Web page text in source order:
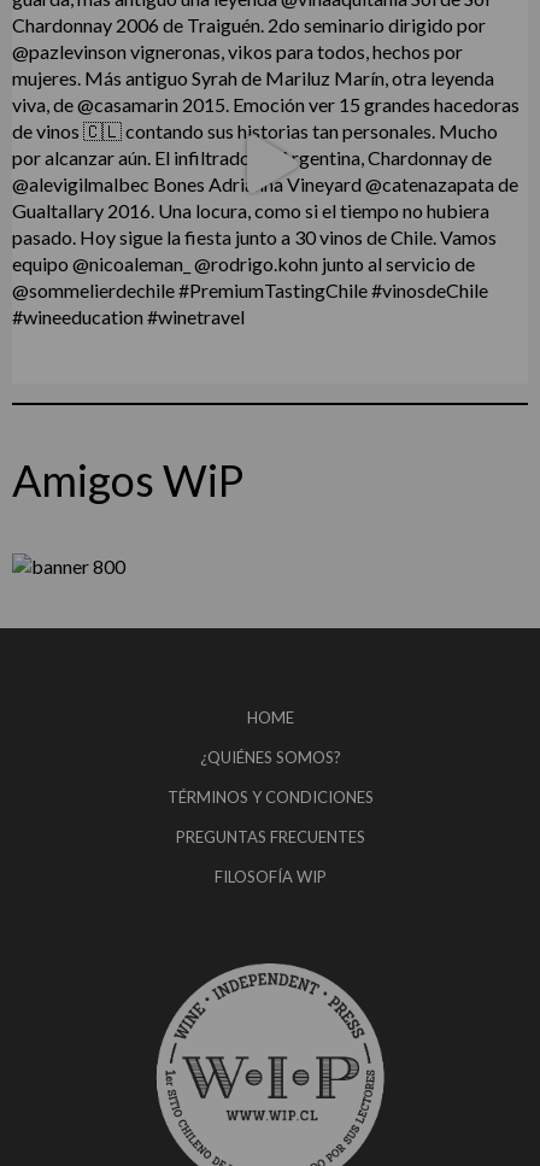
Amigos WiP
HOME
¿QUIÉNES SOMOS?
TÉRMINOS Y CONDICIONES
PREGUNTAS FRECUENTES
FILOSOFÍA WIP